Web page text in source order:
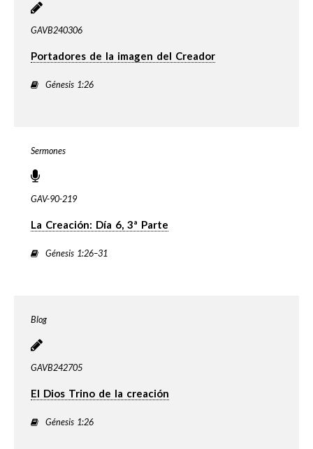
GAVB240306
Portadores de la imagen del Creador
Génesis 1:26
Sermones
GAV-90-219
La Creación: Día 6, 3ª Parte
Génesis 1:26–31
Blog
GAVB242705
El Dios Trino de la creación
Génesis 1:26